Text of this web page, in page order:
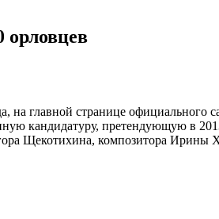
орловцев
главной странице официального
кандидатуру, претендующую в
Щекотихина, композитора Ирины